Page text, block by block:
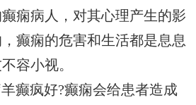
痫病人，对其心理产生的影
癫痫的危害和生活都是息息
容小视。
癫疯好?癫痫会给患者造成